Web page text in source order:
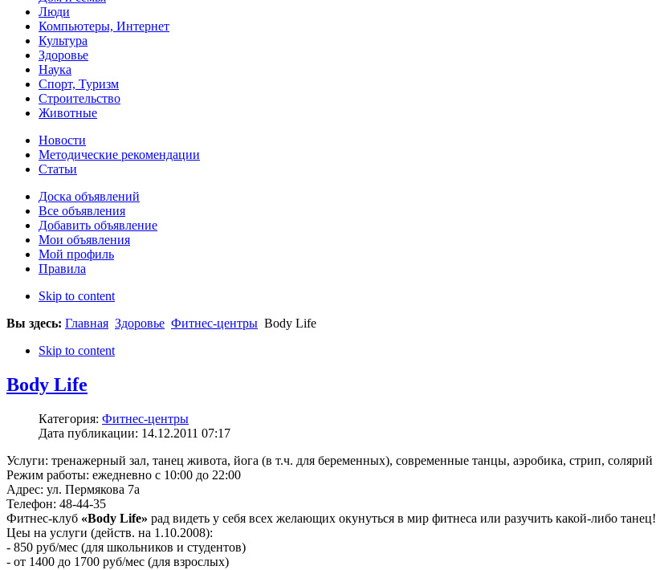
Люди
Компьютеры, Интернет
Культура
Здоровье
Наука
Спорт, Туризм
Строительство
Животные
Новости
Методические рекомендации
Статьи
Доска объявлений
Все объявления
Добавить объявление
Мои объявления
Мой профиль
Правила
Skip to content
Вы здесь: Главная Здоровье Фитнес-центры Body Life
Skip to content
Body Life
Категория: Фитнес-центры
Дата публикации: 14.12.2011 07:17
Услуги: тренажерный зал, танец живота, йога (в т.ч. для беременных), современные танцы, аэробика, стрип, солярий
Режим работы: ежедневно с 10:00 до 22:00
Адрес: ул. Пермякова 7а
Телефон: 48-44-35
Фитнес-клуб «Body Life» рад видеть у себя всех желающих окунуться в мир фитнеса или разучить какой-либо танец!
Цеы на услуги (действ. на 1.10.2008):
- 850 руб/мес (для школьников и студентов)
- от 1400 до 1700 руб/мес (для взрослых)